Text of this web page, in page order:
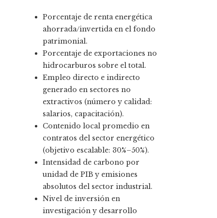
Porcentaje de renta energética
ahorrada/invertida en el fondo
patrimonial.
Porcentaje de exportaciones no
hidrocarburos sobre el total.
Empleo directo e indirecto
generado en sectores no
extractivos (número y calidad:
salarios, capacitación).
Contenido local promedio en
contratos del sector energético
(objetivo escalable: 30%–50%).
Intensidad de carbono por
unidad de PIB y emisiones
absolutos del sector industrial.
Nivel de inversión en
investigación y desarrollo